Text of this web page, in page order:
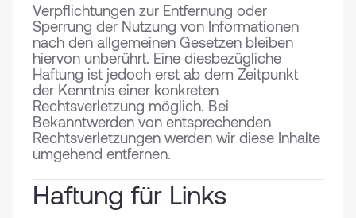
Verpflichtungen zur Entfernung oder
Sperrung der Nutzung von Informationen
nach den allgemeinen Gesetzen bleiben
hiervon unberührt. Eine diesbezügliche
Haftung ist jedoch erst ab dem Zeitpunkt
der Kenntnis einer konkreten
Rechtsverletzung möglich. Bei
Bekanntwerden von entsprechenden
Rechtsverletzungen werden wir diese Inhalte
umgehend entfernen.
Haftung für Links